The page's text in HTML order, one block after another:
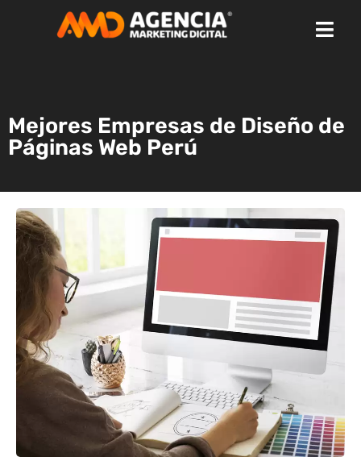
Mejores Empresas de Diseño de
Páginas Web Perú